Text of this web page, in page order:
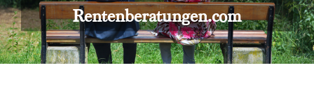
Rentenversicherung
Versicherungsberatung
Rentenberatungen.com